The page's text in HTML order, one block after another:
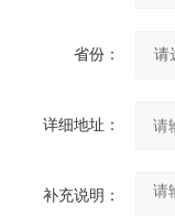
省份：
详细地址：
补充说明：